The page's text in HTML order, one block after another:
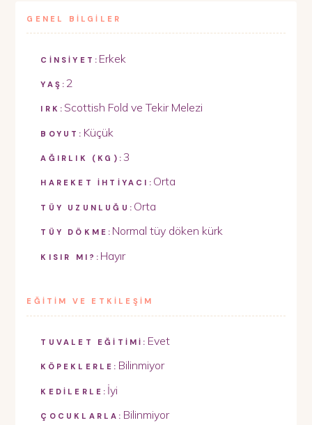
GENEL BİLGİLER
CİNSİYET: Erkek
YAŞ: 2
IRK: Scottish Fold ve Tekir Melezi
BOYUT: Küçük
AĞIRLIK (KG): 3
HAREKET İHTİYACI: Orta
TÜY UZUNLUĞU: Orta
TÜY DÖKME: Normal tüy döken kürk
KISIR MI?: Hayır
EĞİTİM VE ETKİLEŞİM
TUVALET EĞİTİMİ: Evet
KÖPEKLERLE: Bilinmiyor
KEDİLERLE: İyi
ÇOCUKLARLA: Bilinmiyor